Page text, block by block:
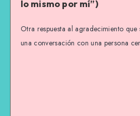
lo mismo por mí”)
Otra respuesta al agradecimiento
una conversación con una persona